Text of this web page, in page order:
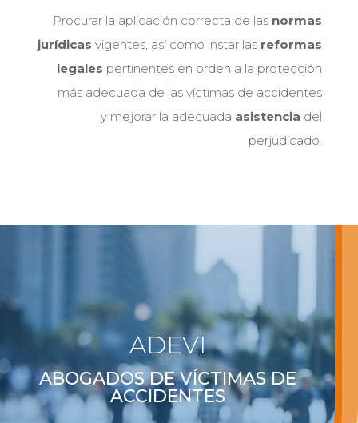
Procurar la aplicación correcta de las normas
jurídicas vigentes, así como instar las reformas
legales pertinentes en orden a la protección
más adecuada de las víctimas de accidentes
y mejorar la adecuada asistencia del
perjudicado.
ADEVI
ABOGADOS DE VÍCTIMAS DE
ACCIDENTES